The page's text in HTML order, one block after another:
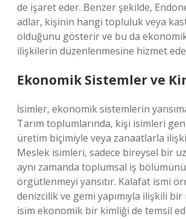
de işaret eder. Benzer şekilde,
adlar, kişinin hangi topluluk veya
olduğunu gösterir ve bu da
ilişkilerin düzenlenmesine hizmet
Ekonomik Sistemler ve
İsimler, ekonomik sistemlerin
Tarım toplumlarında, kişi isimleri
üretim biçimiyle veya zanaatlarla
Meslek isimleri, sadece bireysel bir
aynı zamanda toplumsal iş
örgütlenmeyi yansıtır. Kalafat ismi
denizcilik ve gemi yapımıyla ilişkili
isim ekonomik bir kimliği de temsil